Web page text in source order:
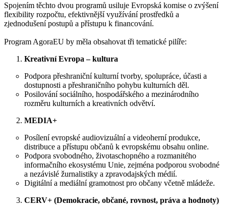
Spojením těchto dvou programů usiluje Evropská komise o zvýšení
flexibility rozpočtu, efektivnější využívání prostředků a
zjednodušení postupů a přístupu k financování.
Program AgoraEU by měla obsahovat tři tematické pilíře:
Kreativní Evropa – kultura
Podpora přeshraniční kulturní tvorby, spolupráce, účasti a
dostupnosti a přeshraničního pohybu kulturních děl.
Posilování sociálního, hospodářského a mezinárodního
rozměru kulturních a kreativních odvětví.
MEDIA+
Posílení evropské audiovizuální a videoherní produkce,
distribuce a přístupu občanů k evropskému obsahu online.
Podpora svobodného, životaschopného a rozmanitého
informačního ekosystému Unie, zejména podporou svobodné
a nezávislé žurnalistiky a zpravodajských médií.
Digitální a mediální gramotnost pro občany včetně mládeže.
CERV+ (Demokracie, občané, rovnost, práva a hodnoty)